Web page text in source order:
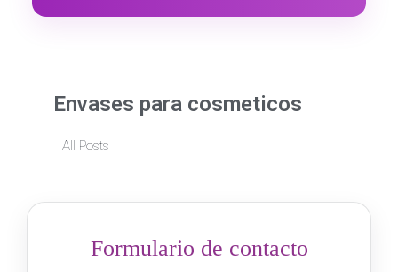
Envases para cosmeticos
All Posts
Formulario de contacto